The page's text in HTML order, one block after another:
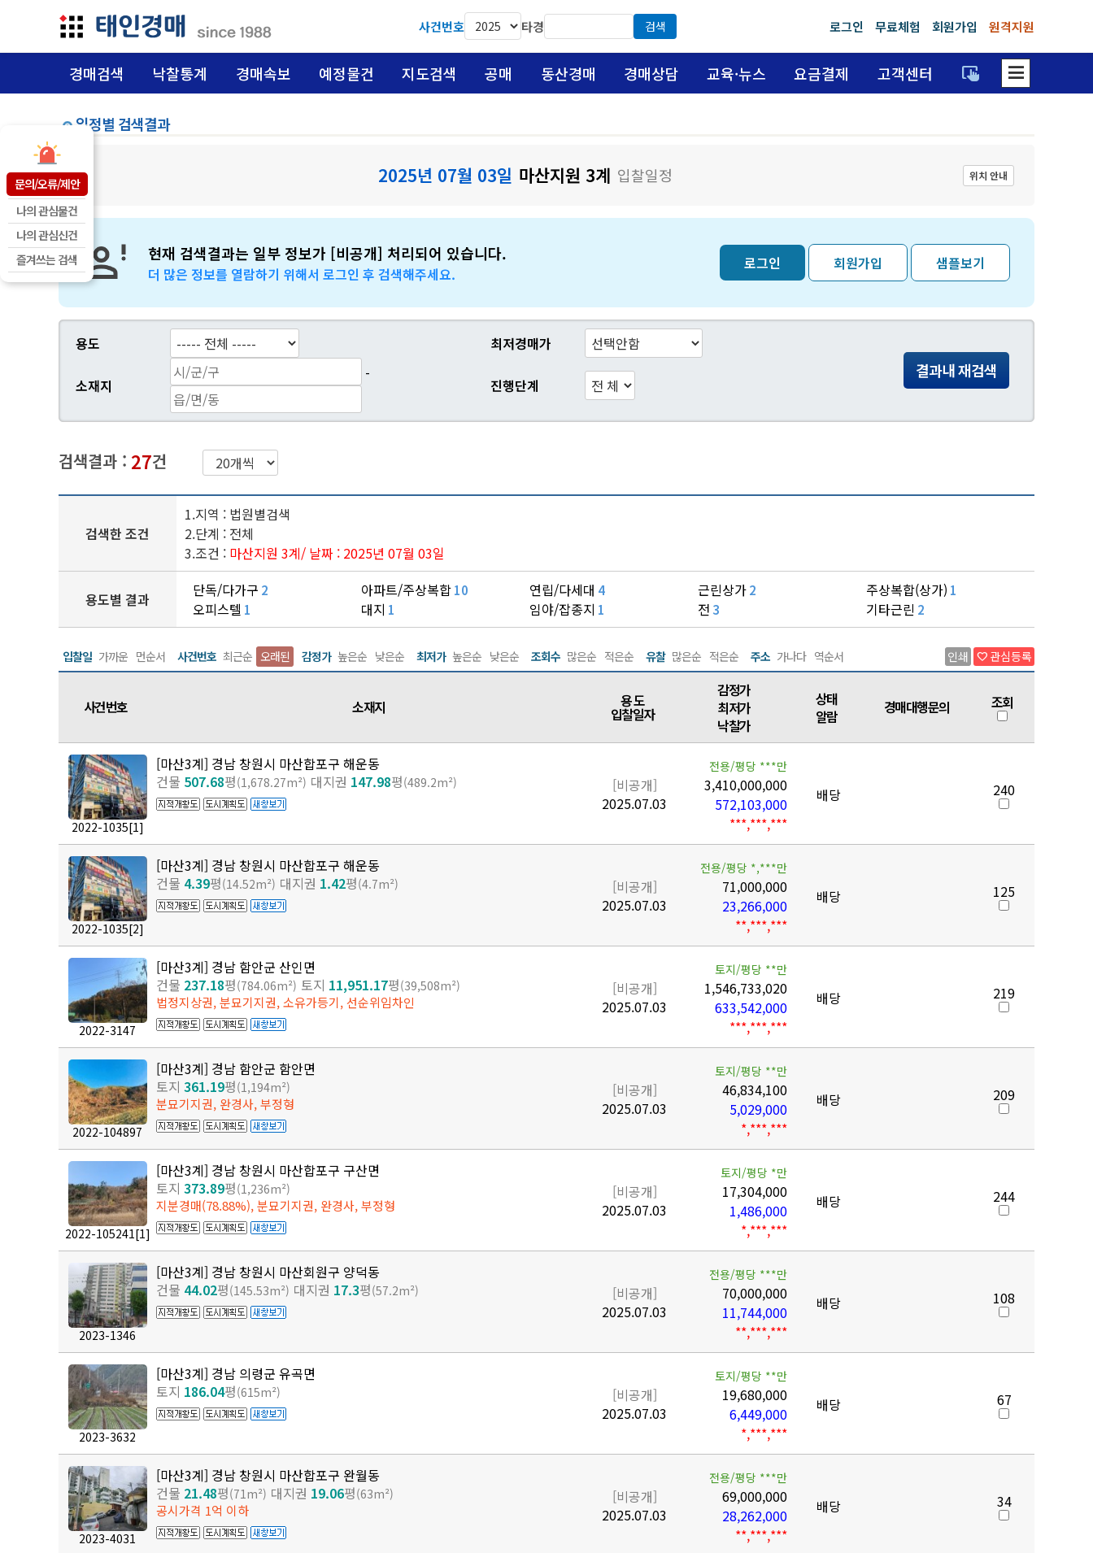
문의/오류/제안
나의 관심물건
나의 관심신건
즐겨쓰는 검색
사건번호 타경 검색 로그인 무료체험 회원가입 원격지원
경매검색 낙찰통계 경매속보 예정물건 지도검색 공매 동산경매 경매상담 교육·뉴스 요금결제 고객센터 trackpad_input dehaze
일정별 검색결과
2025년 07월 03일 마산지원 3계 입찰일정 위치 안내
현재 검색결과는 일부 정보가 [비공개] 처리되어 있습니다.
더 많은 정보를 열람하기 위해서 로그인 후 검색해주세요.
로그인 회원가입 샘플보기
용도 최저경매가
결과내 재검색
소재지
-
진행단계
검색결과 : 27건
검색한 조건
1.지역 : 법원별검색
2.단계 : 전체
3.조건 : 마산지원 3계/ 날짜 : 2025년 07월 03일
용도별 결과 단독/다가구 2 아파트/주상복합10 연립/다세대 4 근린상가2 주상복합(상가) 1
오피스텔 1 대지 1 임야/잡종지 1 전 3 기타근린 2
입찰일 가까운 먼순서 사건번호 최근순 오래된 감정가 높은순 낮은순 최저가 높은순 낮은순 조회수 많은순 적은순 유찰 많은순 적은순 주소 가나다 역순서 인쇄 favorite 관심등록
사건번호 소재지 용 도
입찰일자
감정가
최저가
낙찰가
상태
알람
경매대행문의 조회
2022-1035[1]
[마산3계] 경남 창원시 마산합포구 해운동
건물 507.68평(1,678.27m²) 대지권 147.98평(489.2m²)
[비공개]
2025.07.03
전용/평당 ***만
3,410,000,000
572,103,000
***,***,***
배당 240
2022-1035[2]
[마산3계] 경남 창원시 마산합포구 해운동
건물 4.39평(14.52m²) 대지권 1.42평(4.7m²)
[비공개]
2025.07.03
전용/평당 *,***만
71,000,000
23,266,000
**,***,***
배당 125
2022-3147
[마산3계] 경남 함안군 산인면
건물 237.18평(784.06m²) 토지 11,951.17평(39,508m²)
법정지상권, 분묘기지권, 소유가등기, 선순위임차인
[비공개]
2025.07.03
토지/평당 **만
1,546,733,020
633,542,000
***,***,***
배당 219
2022-104897
[마산3계] 경남 함안군 함안면
토지 361.19평(1,194m²)
분묘기지권, 완경사, 부정형
[비공개]
2025.07.03
토지/평당 **만
46,834,100
5,029,000
*,***,***
배당 209
2022-105241[1]
[마산3계] 경남 창원시 마산합포구 구산면
토지 373.89평(1,236m²)
지분경매(78.88%), 분묘기지권, 완경사, 부정형
[비공개]
2025.07.03
토지/평당 *만
17,304,000
1,486,000
*,***,***
배당 244
2023-1346
[마산3계] 경남 창원시 마산회원구 양덕동
건물 44.02평(145.53m²) 대지권 17.3평(57.2m²)
[비공개]
2025.07.03
전용/평당 ***만
70,000,000
11,744,000
**,***,***
배당 108
2023-3632
[마산3계] 경남 의령군 유곡면
토지 186.04평(615m²)
[비공개]
2025.07.03
토지/평당 **만
19,680,000
6,449,000
*,***,***
배당 67
2023-4031
[마산3계] 경남 창원시 마산합포구 완월동
건물 21.48평(71m²) 대지권 19.06평(63m²)
공시가격 1억 이하
[비공개]
2025.07.03
전용/평당 ***만
69,000,000
28,262,000
**,***,***
배당 34